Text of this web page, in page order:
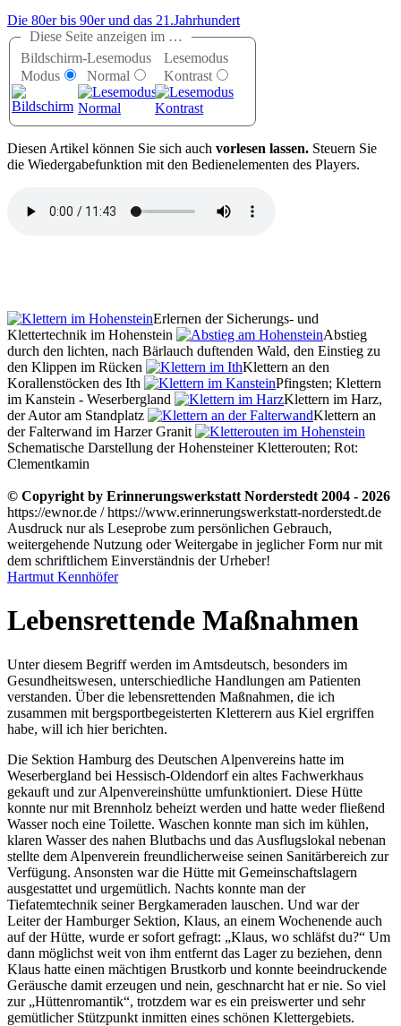
Die 80er bis 90er und das 21.Jahrhundert
Diese Seite anzeigen im …
Bildschirm-
Modus
Lesemodus
Normal
Lesemodus
Kontrast
Diesen Artikel können Sie sich auch vorlesen lassen. Steuern Sie
die Wiedergabefunktion mit den Bedienelementen des Players.
Erlernen der Sicherungs- und
Klettertechnik im Hohenstein
Abstieg
durch den lichten, nach Bärlauch duftenden Wald, den Einstieg zu
den Klippen im Rücken
Klettern an den
Korallenstöcken des Ith
Pfingsten; Klettern
im Kanstein - Weserbergland
Klettern im Harz,
der Autor am Standplatz
Klettern an
der Falterwand im Harzer Granit
Schematische Darstellung der Hohensteiner Kletterouten; Rot:
Clementkamin
© Copyright by Erinnerungswerkstatt Norderstedt 2004 - 2026
https://ewnor.de / https://www.erinnerungswerkstatt-norderstedt.de
Ausdruck nur als Leseprobe zum persönlichen Gebrauch,
weitergehende Nutzung oder Weitergabe in jeglicher Form nur mit
dem schriftlichem Einverständnis der Urheber!
Hartmut Kennhöfer
Lebensrettende Maßnahmen
Unter diesem Begriff werden im Amtsdeutsch, besonders im
Gesundheitswesen, unterschiedliche Handlungen am Patienten
verstanden. Über die lebensrettenden Maßnahmen, die ich
zusammen mit bergsportbegeisterten Kletterern aus Kiel ergriffen
habe, will ich hier berichten.
Die Sektion Hamburg des Deutschen Alpenvereins hatte im
Weserbergland bei Hessisch-Oldendorf ein altes Fachwerkhaus
gekauft und zur Alpenvereinshütte umfunktioniert. Diese Hütte
konnte nur mit Brennholz beheizt werden und hatte weder fließend
Wasser noch eine Toilette. Waschen konnte man sich im kühlen,
klaren Wasser des nahen Blutbachs und das Ausflugslokal nebenan
stellte dem Alpenverein freundlicherweise seinen Sanitärbereich zur
Verfügung. Ansonsten war die Hütte mit Gemeinschaftslagern
ausgestattet und urgemütlich. Nachts konnte man der
Tiefatemtechnik seiner Bergkameraden lauschen. Und war der
Leiter der Hamburger Sektion, Klaus, an einem Wochenende auch
auf der Hütte, wurde er sofort gefragt:
Klaus, wo schläfst du?
Um
dann möglichst weit von ihm entfernt das Lager zu beziehen, denn
Klaus hatte einen mächtigen Brustkorb und konnte beeindruckende
Geräusche damit erzeugen und nein, geschnarcht hat er nie. So viel
zur Hüttenromantik , trotzdem war es ein preiswerter und sehr
gemütlicher Stützpunkt inmitten eines schönen Klettergebiets.